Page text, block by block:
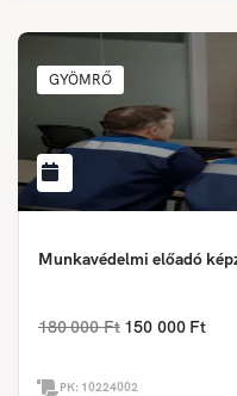
GYÖMRŐ
Munkavédelmi előadó
180 000 Ft 150 000 Ft
PK: 10224002